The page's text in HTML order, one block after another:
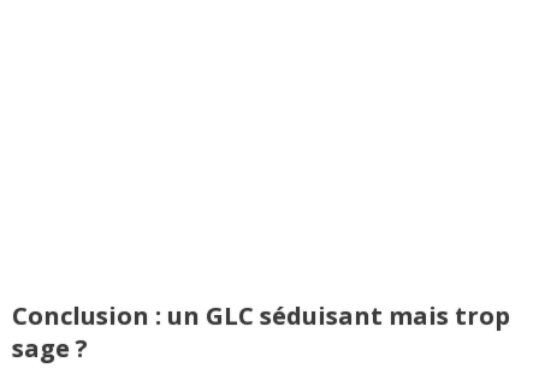
Conclusion : un GLC séduisant mais trop
sage ?